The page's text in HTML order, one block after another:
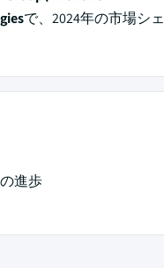
で、2024年の市場シェ
進歩